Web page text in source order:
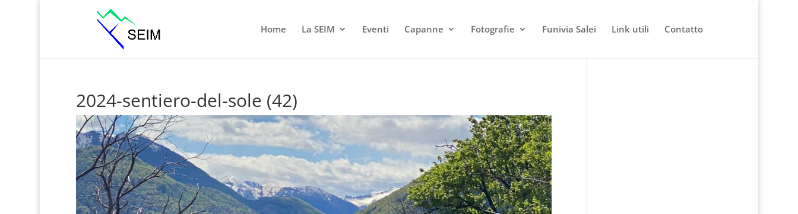
Home La SEIM Eventi Capanne Fotografie Funivia Salei Link utili Contatto
2024-sentiero-del-sole (42)